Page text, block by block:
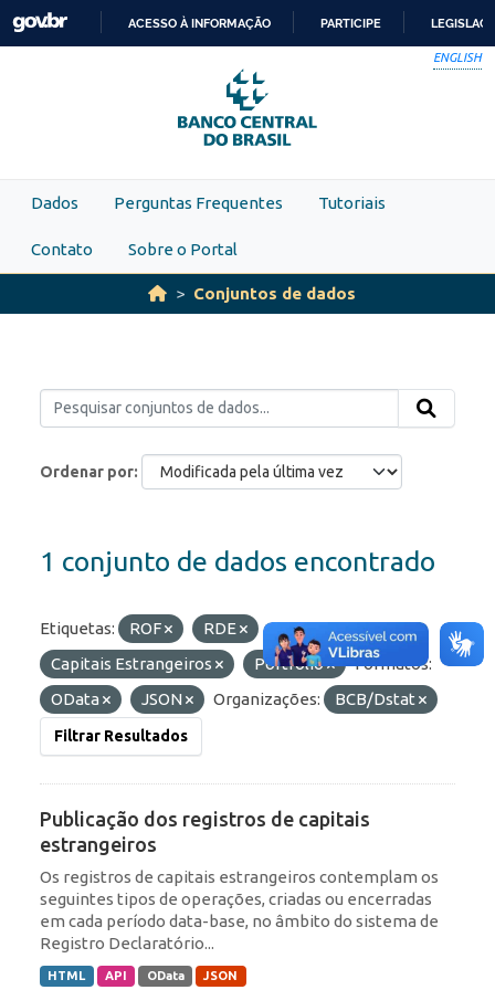
Skip to main content
PARA
O
CONTEÚDO
ACESSO À INFORMAÇÃO PARTICIPE
ENGLISH
Dados Perguntas Frequentes Tutoriais
Contato Sobre o Portal
Conjuntos de dados
Ordenar por
1 conjunto de dados encontrado
Etiquetas: ROF
RDE
Capitais Estrangeiros
Portfólio
Formatos:
OData
JSON Organizações: BCB/Dstat
Filtrar Resultados
Publicação dos registros de capitais
estrangeiros
Os registros de capitais estrangeiros contemplam os
seguintes tipos de operações, criadas ou encerradas
em cada período data-base, no âmbito do sistema de
Registro Declaratório...
HTML API OData JSON